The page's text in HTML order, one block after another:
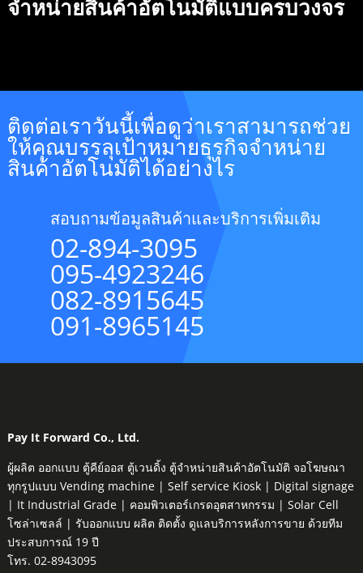
จำหน่ายสินค้าอัตโนมัติแบบครบวงจร
ติดต่อเราวันนี้เพื่อดูว่าเราสามารถช่วย
ให้คุณบรรลุเป้าหมายธุรกิจจำหน่าย
สินค้าอัตโนมัติได้อย่างไร
สอบถามข้อมูลสินค้าและบริการเพิ่มเติม
02-894-3095
095-4923246
082-8915645
091-8965145
Pay It Forward Co., Ltd.
ผู้ผลิต ออกแบบ ตู้คีย์ออส ตู้เวนดิ้ง ตู้จำหน่ายสินค้าอัตโนมัติ จอโฆษณา
ทุกรูปแบบ Vending machine | Self service Kiosk | Digital signage
| It Industrial Grade | คอมพิวเตอร์เกรดอุตสาหกรรม | Solar Cell
โซล่าเซลล์ | รับออกแบบ ผลิต ติดตั้ง ดูแลบริการหลังการขาย ด้วยทีม
ประสบการณ์ 19 ปี
โทร. 02-8943095